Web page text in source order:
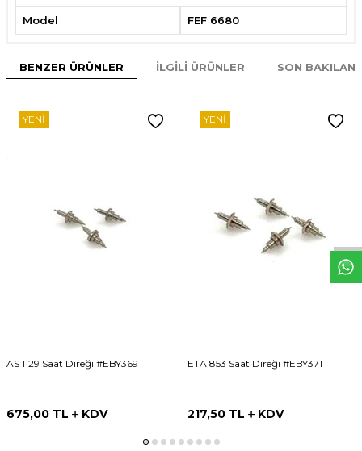
Model FEF 6680
BENZER ÜRÜNLER İLGILI ÜRÜNLER SON
YENI
AS 1129 Saat Direği #EBY369
675,00 TL KDV
YENI
ETA 853 Saat Direği #EBY371
217,50TL KDV